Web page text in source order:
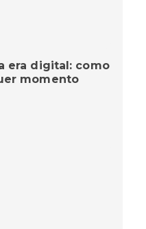
era digital: como
momento